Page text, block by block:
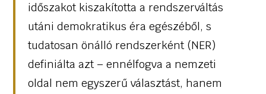
időszakot kiszakította a rendszerváltás
utáni demokratikus éra egészéből, s
tudatosan önálló rendszerként (NER)
definiálta azt – ennélfogva a nemzeti
oldal nem egyszerű választást, hanem